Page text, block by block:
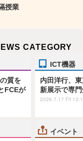
授業
CATEGORY
質を
FCEが
ICT機器
内田洋行、
新展示で専
2026.7.17 Fri
イベント